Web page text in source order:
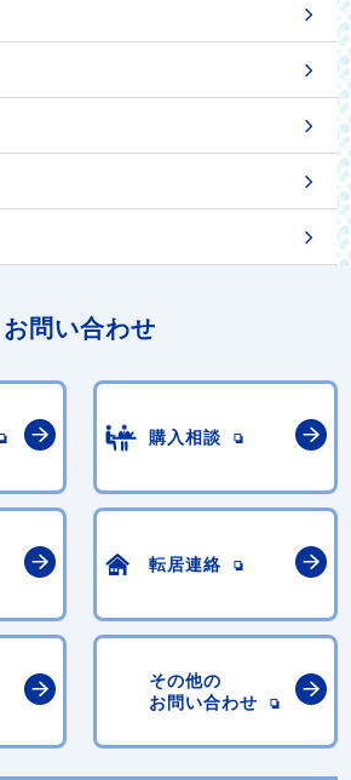
お問い合わせ
購入相談
転居連絡
その他の
お問い合わせ